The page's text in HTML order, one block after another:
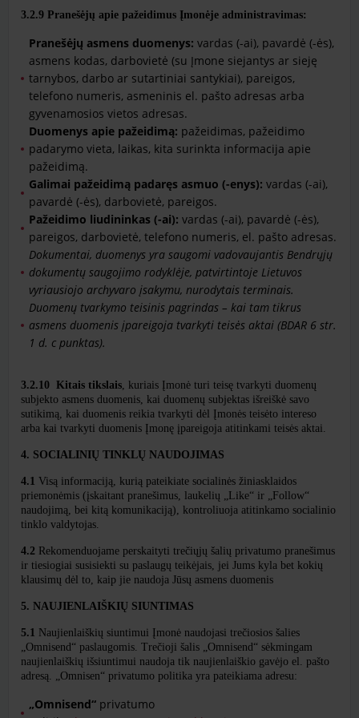
​​​​​​​​​​​​​​3.2.9 Pranešėjų apie pažeidimus Įmonėje administravimas:
Pranešėjų asmens duomenys: vardas (-ai), pavardė (-ės),
asmens kodas, darbovietė (su Įmone siejantys ar sieję
tarnybos, darbo ar sutartiniai santykiai), pareigos,
telefono numeris, asmeninis el. pašto adresas arba
gyvenamosios vietos adresas.
Duomenys apie pažeidimą: pažeidimas, pažeidimo
padarymo vieta, laikas, kita surinkta informacija apie
pažeidimą.
Galimai pažeidimą padaręs asmuo (-enys): vardas (-ai),
pavardė (-ės), darbovietė, pareigos.
Pažeidimo liudininkas (-ai): vardas (-ai), pavardė (-ės),
pareigos, darbovietė, telefono numeris, el. pašto adresas.
Dokumentai, duomenys yra saugomi vadovaujantis Bendrųjų
dokumentų saugojimo rodyklėje, patvirtintoje Lietuvos
vyriausiojo archyvaro įsakymu, nurodytais terminais.
Duomenų tvarkymo teisinis pagrindas – kai tam tikrus
asmens duomenis įpareigoja tvarkyti teisės aktai (BDAR 6 str.
1 d. c punktas).
​​​​​​​3.2.10 Kitais tikslais, kuriais Įmonė turi teisę tvarkyti duomenų
subjekto asmens duomenis, kai duomenų subjektas išreiškė savo
sutikimą, kai duomenis reikia tvarkyti dėl Įmonės teisėto intereso
arba kai tvarkyti duomenis Įmonę įpareigoja atitinkami teisės aktai.
4. SOCIALINIŲ TINKLŲ NAUDOJIMAS
4.1 Visą informaciją, kurią pateikiate socialinės žiniasklaidos
priemonėmis (įskaitant pranešimus, laukelių „Like“ ir „Follow“
naudojimą, bei kitą komunikaciją), kontroliuoja atitinkamo socialinio
tinklo valdytojas.
4.2 Rekomenduojame perskaityti trečiųjų šalių privatumo pranešimus
ir tiesiogiai susisiekti su paslaugų teikėjais, jei Jums kyla bet kokių
klausimų dėl to, kaip jie naudoja Jūsų asmens duomenis
5. NAUJIENLAIŠKIŲ SIUNTIMAS
5.1 Naujienlaiškių siuntimui Įmonė naudojasi trečiosios šalies
„Omnisend“ paslaugomis. Trečioji šalis „Omnisend“ sėkmingam
naujienlaiškių išsiuntimui naudoja tik naujienlaiškio gavėjo el. pašto
adresą. „Omnisen“ privatumo politika yra pateikiama adresu:
„Omnisend“ privatumo